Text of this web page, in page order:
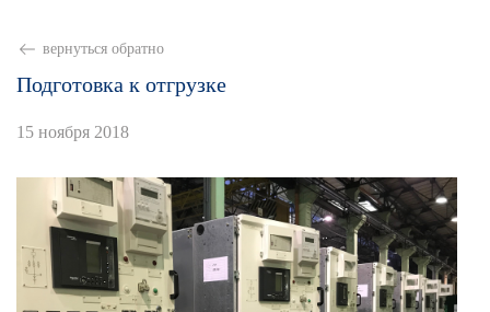
вернуться обратно
Подготовка к отгрузке
15 ноября 2018